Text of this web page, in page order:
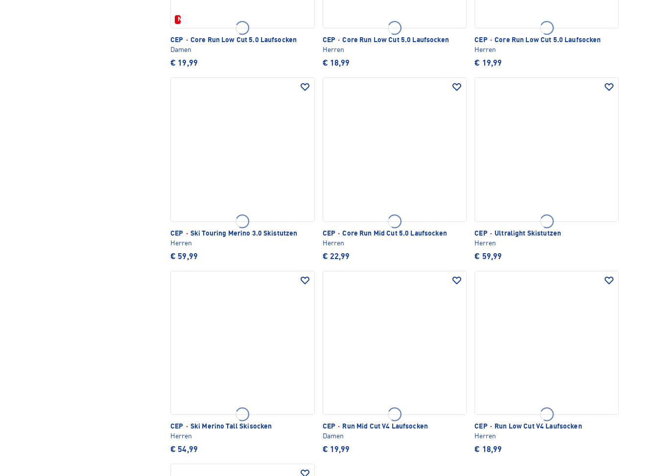
Neu
CEP · Core Run Low Cut 5.0 Laufsocken
Damen
€ 19,99
CEP · Core Run Low Cut 5.0 Laufsocken
Herren
€ 18,99
CEP · Core Run Low Cut 5.0 Laufsocken
Herren
€ 19,99
CEP · Ski Touring Merino 3.0 Skistutzen
Herren
€ 59,99
CEP · Core Run Mid Cut 5.0 Laufsocken
Herren
€ 22,99
CEP · Ultralight Skistutzen
Herren
€ 59,99
CEP · Ski Merino Tall Skisocken
Herren
€ 54,99
CEP ·
Run Mid Cut V4 Laufsocken
Damen
€ 19,99
CEP ·
Run Low Cut V4 Laufsocken
Herren
€ 18,99